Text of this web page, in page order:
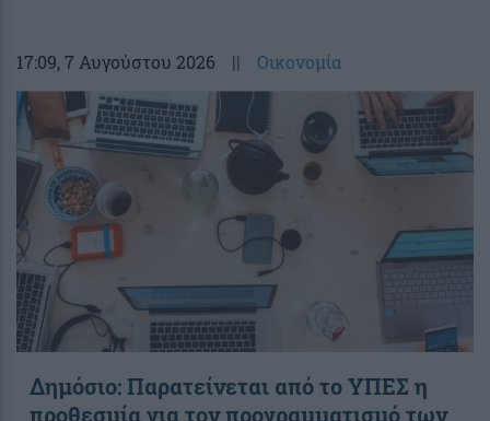
17:09, 7 Αυγούστου 2026 || Οικονομία
Δημόσιο: Παρατείνεται από το ΥΠΕΣ η
προθεσμία για τον προγραμματισμό των